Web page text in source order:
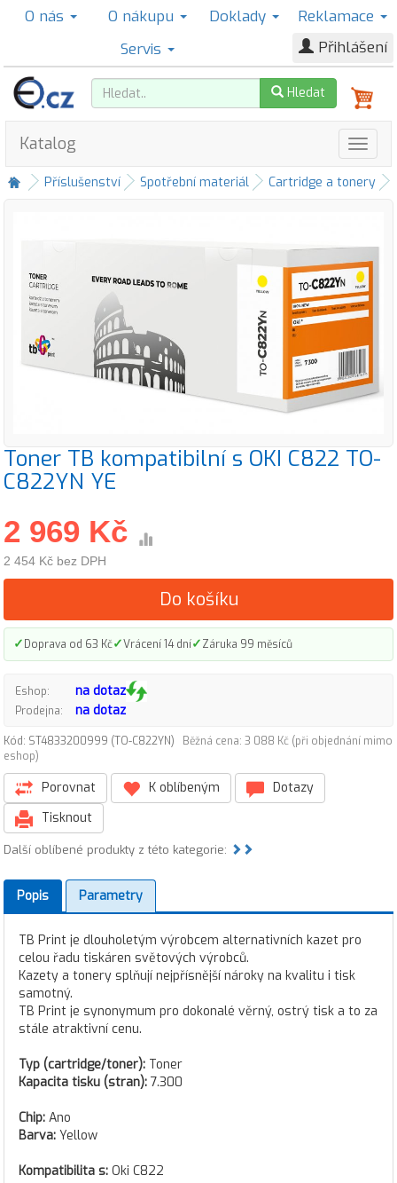
O nás O nákupu Doklady
Reklamace
Servis
Přihlášení
Hledat
Katalog
Příslušenství Spotřební materiál Cartridge a tonery
Toner TB kompatibilní s OKI C822 TO-
C822YN YE
2 969 Kč
2 454 Kč bez DPH
Do košíku
✓Doprava od 63 Kč✓Vrácení 14 dní✓Záruka 99 měsíců
Eshop: na dotaz
Prodejna: na dotaz
Kód: ST4833200999 (TO-C822YN)
Běžná cena: 3 088 Kč (při objednání mimo
eshop)
Porovnat K oblíbeným
Dotazy
Tisknout
Další oblíbené produkty z této kategorie:
Popis Parametry
TB Print je dlouholetým výrobcem alternativních kazet pro
celou řadu tiskáren světových výrobců.
Kazety a tonery splňují nejpřísnější nároky na kvalitu i tisk
samotný.
TB Print je synonymum pro dokonalé věrný, ostrý tisk a to za
stále atraktivní cenu.
Typ (cartridge/toner): Toner
Kapacita tisku (stran): 7.300
Chip: Ano
Barva: Yellow
Kompatibilita s: Oki C822